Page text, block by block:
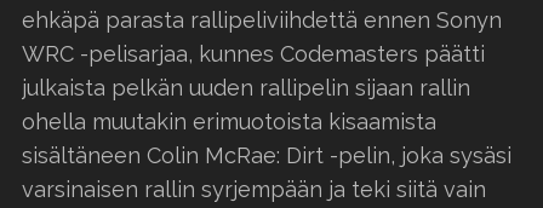
ehkäpä parasta rallipeliviihdettä ennen Sonyn
WRC -pelisarjaa, kunnes Codemasters päätti
julkaista pelkän uuden rallipelin sijaan rallin
ohella muutakin erimuotoista kisaamista
sisältäneen Colin McRae: Dirt -pelin, joka sysäsi
varsinaisen rallin syrjempään ja teki siitä vain